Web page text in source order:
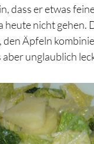
dass er etwas
nicht gehen.
Äpfeln
unglaublich